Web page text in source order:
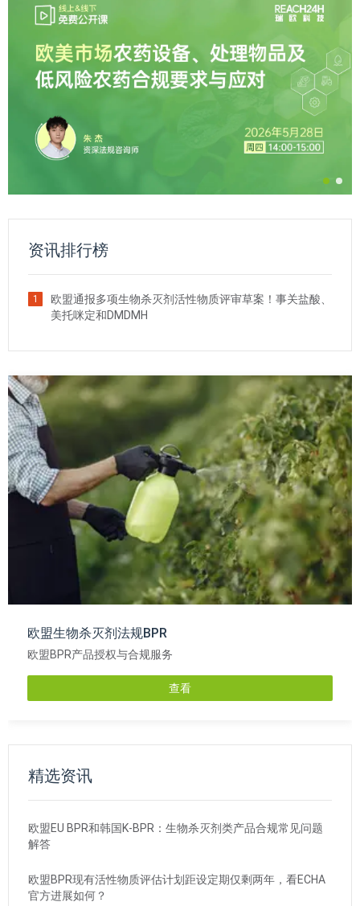
资讯排行榜
1
欧盟通报多项生物杀灭剂活性物质评审草案！事关盐酸、
美托咪定和DMDMH
欧盟生物杀灭剂法规BPR
欧盟BPR产品授权与合规服务
查看
精选资讯
欧盟EU BPR和韩国K-BPR：生物杀灭剂类产品合规常见问题
解答
欧盟BPR现有活性物质评估计划距设定期仅剩两年，看ECHA
官方进展如何？